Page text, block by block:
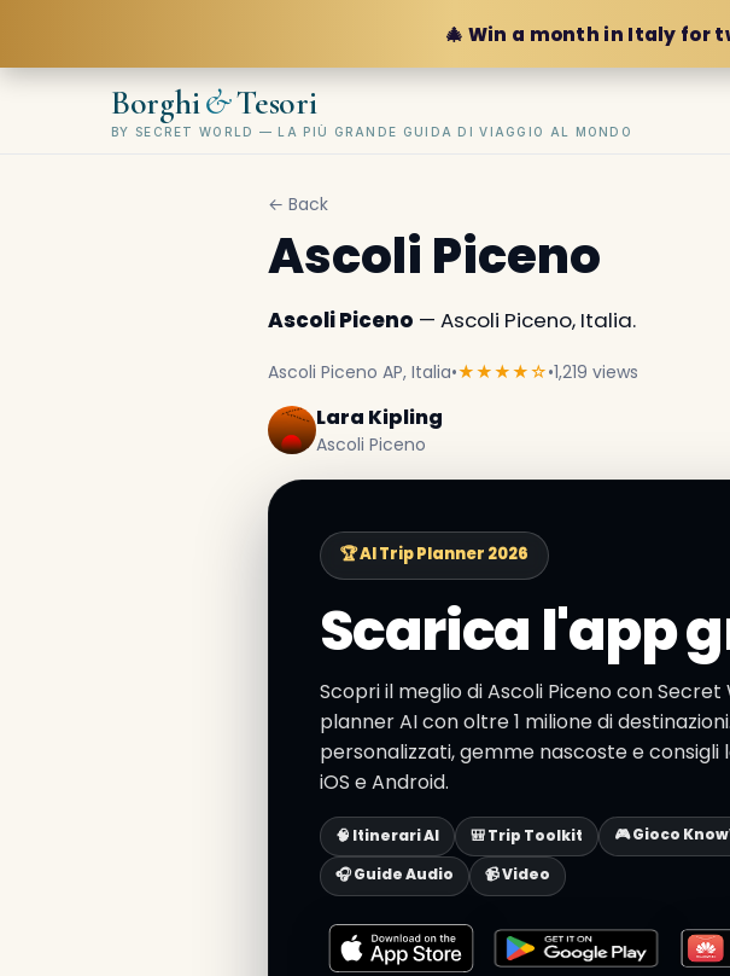
🎄 Win a month in Italy for
Borghi&Tesori
BY SECRET WORLD — LA PIÙ GRANDE GUIDA DI VIAGGIO AL MONDO
← Back
Ascoli Piceno
Ascoli Piceno — Ascoli Piceno, Italia.
Ascoli Piceno AP, Italia•★★★★☆•1,219 views
Lara Kipling
Ascoli Piceno
🏆 AI Trip Planner 2026
Scarica l'app
Scopri il meglio di Ascoli Piceno con
planner AI con oltre 1 milione di
personalizzati, gemme nascoste e consigli
iOS e Android.
🧠 Itinerari AI 🎒 Trip Toolkit
🎮 Gioco
🎧 Guide Audio
📹 Video